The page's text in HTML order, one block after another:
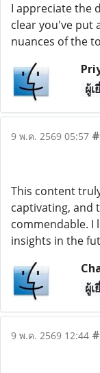
I appreciate the
clear you've put
nuances of the
ผู้
9 พ.ค. 2569 05:57
This content
captivating, and
commendable.
insights in the
ผู้
9 พ.ค. 2569 12:44